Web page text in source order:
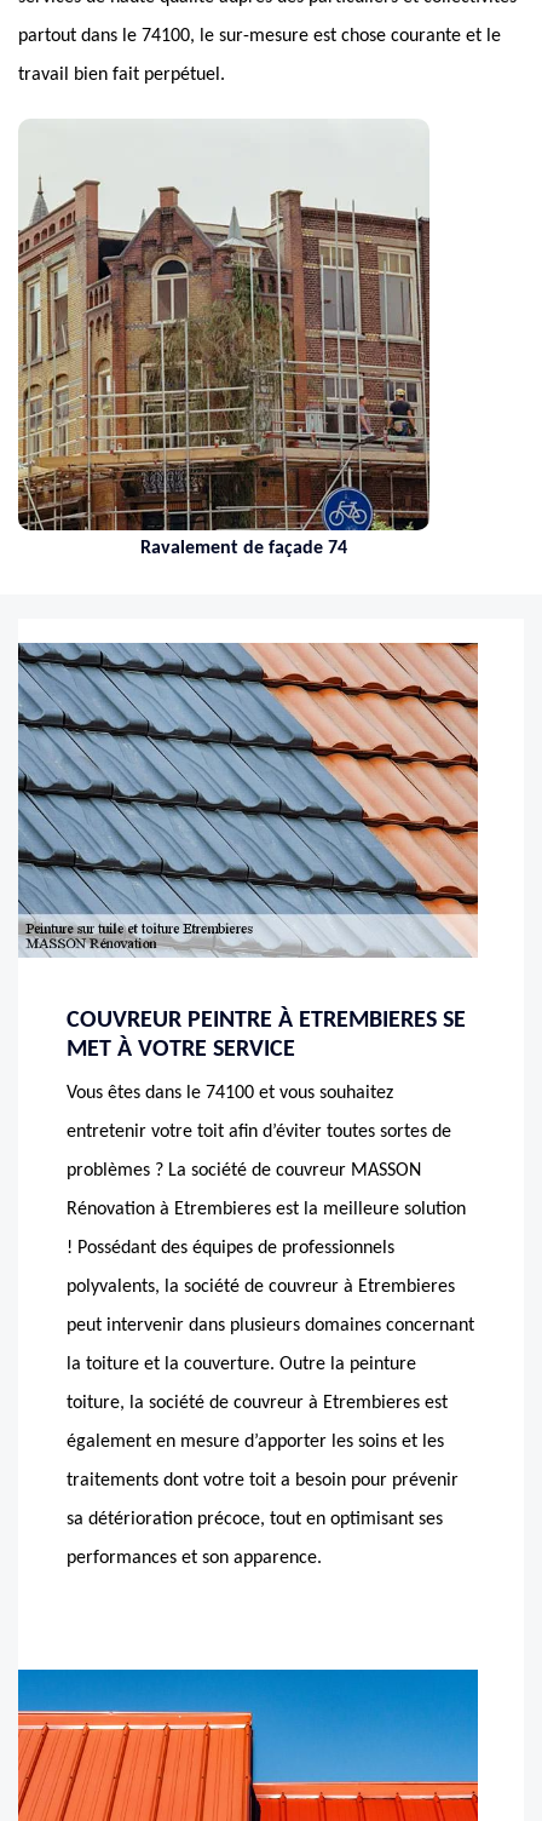
partout dans le 74100, le sur-mesure est chose courante et le
travail bien fait perpétuel.
Ravalement de façade 74
COUVREUR PEINTRE À ETREMBIERES SE
MET À VOTRE SERVICE
Vous êtes dans le 74100 et vous souhaitez
entretenir votre toit afin d’éviter toutes sortes de
problèmes ? La société de couvreur MASSON
Rénovation à Etrembieres est la meilleure solution
! Possédant des équipes de professionnels
polyvalents, la société de couvreur à Etrembieres
peut intervenir dans plusieurs domaines concernant
la toiture et la couverture. Outre la peinture
toiture, la société de couvreur à Etrembieres est
également en mesure d’apporter les soins et les
traitements dont votre toit a besoin pour prévenir
sa détérioration précoce, tout en optimisant ses
performances et son apparence.